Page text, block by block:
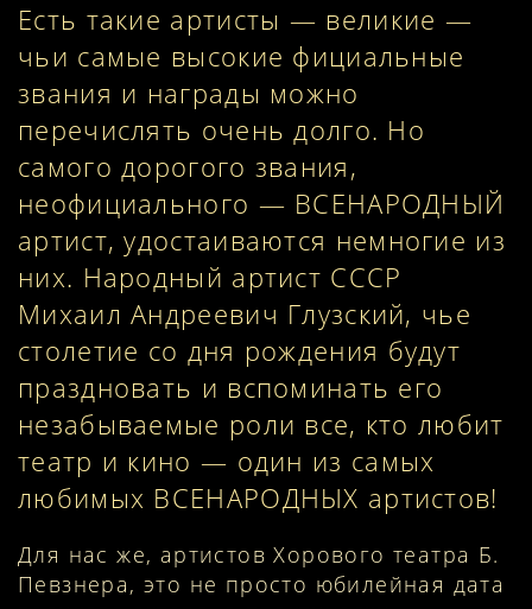
Есть такие артисты — великие —
чьи самые высокие фициальные
звания и награды можно
перечислять очень долго. Но
самого дорогого звания,
неофициального — ВСЕНАРОДНЫЙ
артист, удостаиваются немногие из
них. Народный артист СССР
Михаил Андреевич Глузский, чье
столетие со дня рождения будут
праздновать и вспоминать его
незабываемые роли все, кто любит
театр и кино — один из самых
любимых ВСЕНАРОДНЫХ артистов!
Для нас же, артистов Хорового театра Б.
Певзнера, это не просто юбилейная дата